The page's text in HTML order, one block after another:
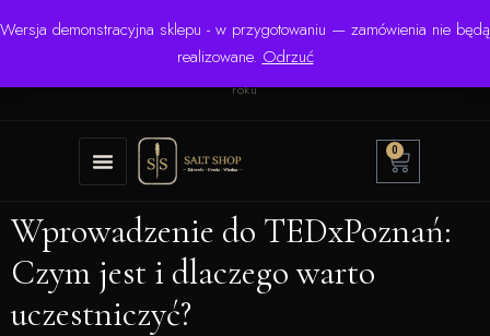
Wersja demonstracyjna sklepu - w przygotowaniu — zamówienia nie będą
realizowane. Odrzuć
☎ +48 506 504 900
✉
krzysztof.lipinski@salinarium.com
Pon.–Pt. 8:00–16:00 | Bezpośredni importer od 1999
roku
0
Wprowadzenie do TEDxPoznań:
Czym jest i dlaczego warto
uczestniczyć?